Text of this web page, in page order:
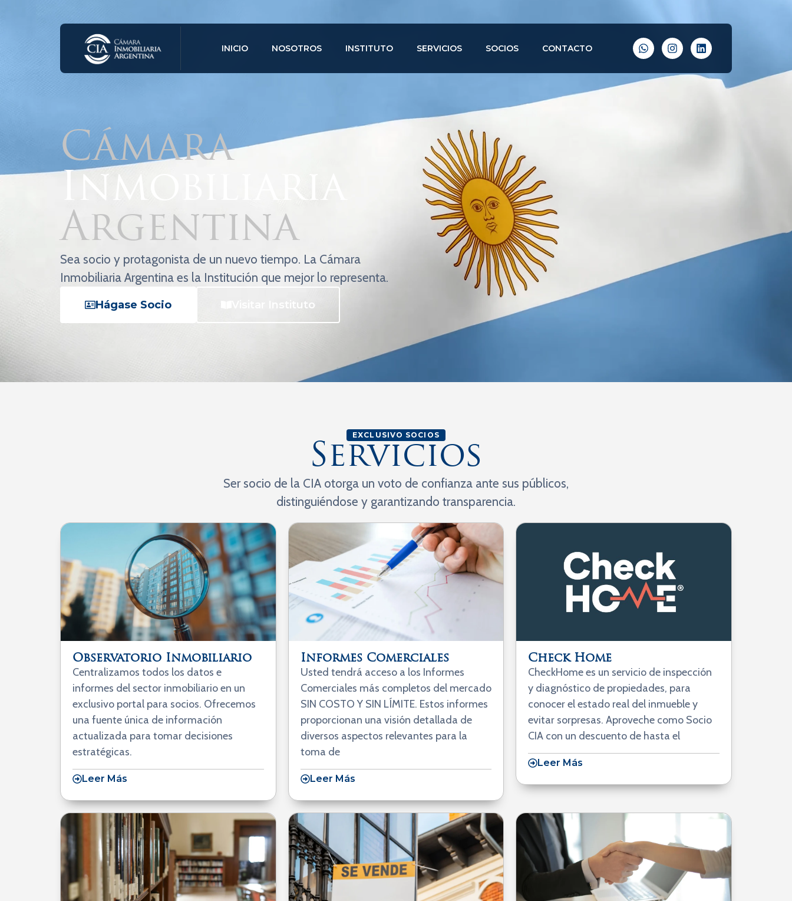
INICIO NOSOTROS INSTITUTO SERVICIOS SOCIOS CONTACTO
Cámara
Inmobiliaria
Argentina
Sea socio y protagonista de un nuevo tiempo. La Cámara
Inmobiliaria Argentina es la Institución que mejor lo representa.
Hágase Socio Visitar Instituto
EXCLUSIVO SOCIOS
Servicios
Ser socio de la CIA otorga un voto de confianza ante sus públicos,
distinguiéndose y garantizando transparencia.
Observatorio Inmobiliario
Centralizamos todos los datos e
informes del sector inmobiliario en un
exclusivo portal para socios. Ofrecemos
una fuente única de información
actualizada para tomar decisiones
estratégicas.
Leer Más
Informes Comerciales
Usted tendrá acceso a los Informes
Comerciales más completos del mercado
SIN COSTO Y SIN LÍMITE. Estos informes
proporcionan una visión detallada de
diversos aspectos relevantes para la
toma de
Leer Más
Check Home
CheckHome es un servicio de inspección
y diagnóstico de propiedades, para
conocer el estado real del inmueble y
evitar sorpresas. Aproveche como Socio
CIA con un descuento de hasta el
Leer Más